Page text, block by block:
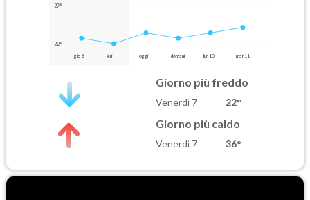
29°
22°
gio 6 ieri oggi domani lun 10 mar 11
Giorno più freddo
Venerdì 7 22°
Giorno più caldo
Venerdì 7 36°